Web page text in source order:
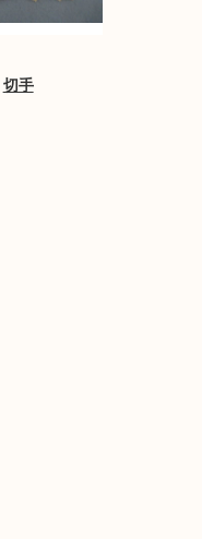
切手